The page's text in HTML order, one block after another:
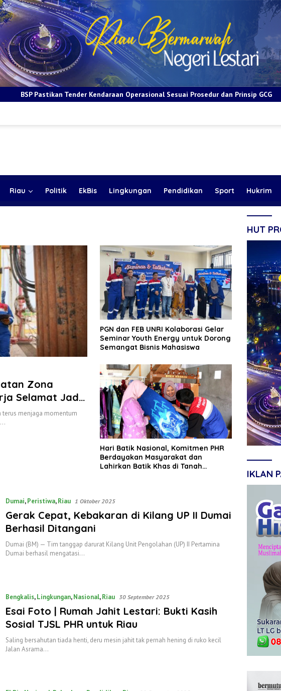
Kendaraan Operasional Sesuai Prosedur dan Prinsip GCG BRI
Riau Politik EkBis Lingkungan Pendidikan Sport Hukrim
Zona
Selamat Jadi
terus menjaga momentum
‎PGN dan FEB UNRI Kolaborasi Gelar
Seminar Youth Energy untuk Dorong
Semangat Bisnis Mahasiswa
Hari Batik Nasional, Komitmen PHR
Berdayakan Masyarakat dan
Lahirkan Batik Khas di Tanah
Dumai,Peristiwa,Riau 1 Oktober 2025
Gerak Cepat, Kebakaran di Kilang UP II Dumai
Berhasil Ditangani
Dumai (BM) — Tim tanggap darurat Kilang Unit Pengolahan (UP) II Pertamina
Dumai berhasil mengatasi…
Bengkalis,Lingkungan,Nasional,Riau 30 September 2025
Esai Foto | Rumah Jahit Lestari: Bukti Kasih
Sosial TJSL PHR untuk Riau
Saling bersahutan tiada henti, deru mesin jahit tak pernah hening di ruko kecil
Jalan Asrama…
HUT
IKLAN